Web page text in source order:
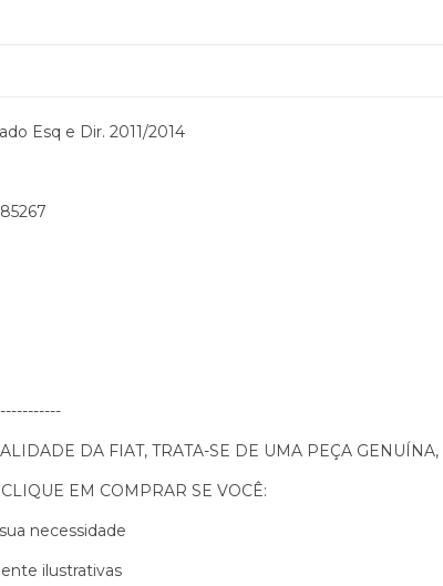
Esq e Dir. 2011/2014
DA FIAT, TRATA-SE DE UMA PEÇA
EM COMPRAR SE VOCÊ:
necessidade
ilustrativas